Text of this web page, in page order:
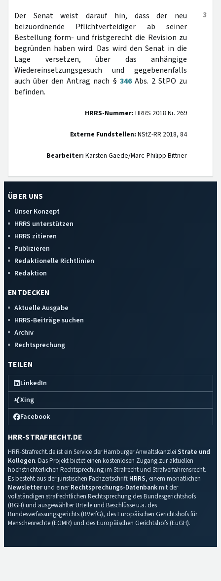
3
Der Senat weist darauf hin, dass der neu
beizuordnende Pflichtverteidiger ab seiner
Bestellung form- und fristgerecht die Revision zu
begründen haben wird. Das wird den Senat in die
Lage versetzen, über das anhängige
Wiedereinsetzungsgesuch und gegebenenfalls
auch über den Antrag nach § 346Abs. 2 StPO zu
befinden.
HRRS-Nummer: HRRS 2018 Nr. 269
Externe Fundstellen: NStZ-RR 2018, 84
Bearbeiter: Karsten Gaede/Marc-Philipp Bittner
ÜBER UNS
Unser Konzept
HRRS unterstützen
HRRS zitieren
Publizieren
Redaktionelle Richtlinien
Redaktion
ENTDECKEN
Aktuelle Ausgabe
HRRS-Beiträge suchen
Archiv
Rechtsprechung
TEILEN
LinkedIn
Xing
Facebook
HRR-STRAFRECHT.DE
HRR-Strafrecht.de ist ein Service der Hamburger Anwaltskanzlei Strate und
Kollegen. Das Projekt bietet einen kostenlosen Zugang zur aktuellen
höchstrichterlichen Rechtsprechung im Strafrecht und Strafverfahrensrecht.
Es besteht aus der juristischen Fachzeitschrift HRRS, einem monatlichen
Newsletterund einerRechtsprechungs-Datenbankmit der
vollständigen strafrechtlichen Rechtsprechung des Bundesgerichtshofs
(BGH) und ausgewählter Urteile und Beschlüsse u.a. des
Bundesverfassungsgerichts (BVerfG), des Europäischen Gerichtshofs für
Menschenrechte (EGMR) und des Europäischen Gerichtshofs (EuGH).